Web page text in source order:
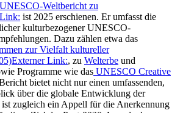
UNESCO-Weltbericht zu
ist 2025 erschienen. Er umfasst die
kulturbezogener UNESCO-
Dazu zählen etwa das
zur Vielfalt kultureller
Externer Link:, zu Welterbe und
Programme wie das UNESCO Creative
bietet nicht nur einen umfassenden,
über die globale Entwicklung der
zugleich ein Appell für die Anerkennung